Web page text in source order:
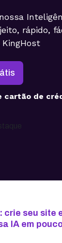
rápido,
cartão de
crie seu site
IA em